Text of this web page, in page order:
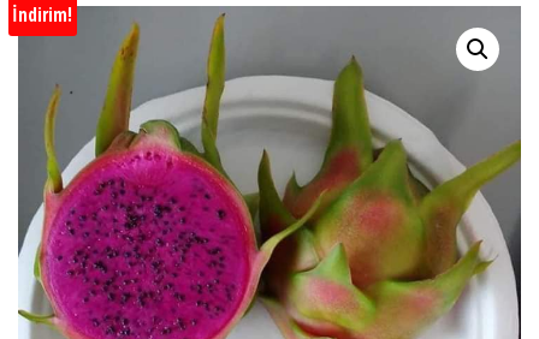
İndirim!